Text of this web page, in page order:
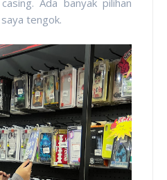
Ada banyak pilihan
tengok.